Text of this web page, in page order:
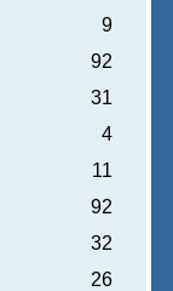
9
92
31
4
11
92
32
26